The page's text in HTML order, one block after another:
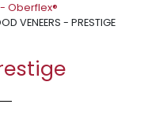
Oberflex®
VENEERS - PRESTIGE